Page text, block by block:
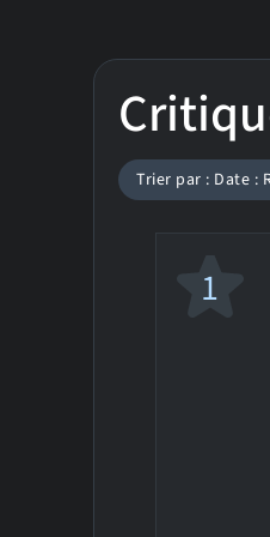
Trier par : Date :
1